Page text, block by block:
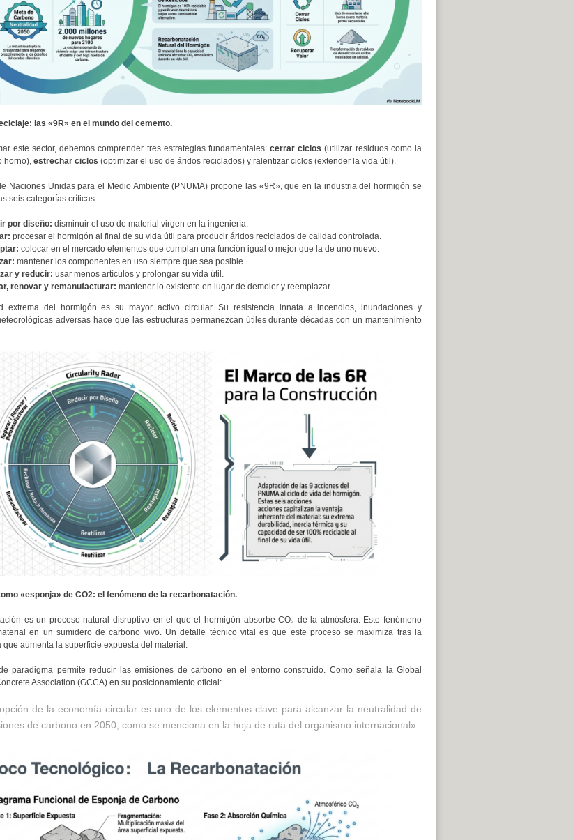
las «9R» en el mundo del cemento.
este sector, debemos comprender tres estrategias fundamentales:cerrar ciclos (utilizar residuos como la
horno), estrechar ciclos (optimizar el uso de áridos reciclados) y ralentizar ciclos (extender la vida útil).
Naciones Unidas para el Medio Ambiente (PNUMA) propone las «9R», que en la industria del hormigón se
seis categorías críticas:
por diseño: disminuir el uso de material virgen en la ingeniería.
procesar el hormigón al final de su vida útil para producir áridos reciclados de calidad controlada.
colocar en el mercado elementos que cumplan una función igual o mejor que la de uno nuevo.
mantener los componentes en uso siempre que sea posible.
y reducir: usar menos artículos y prolongar su vida útil.
renovar y remanufacturar: mantener lo existente en lugar de demoler y reemplazar.
extrema del hormigón es su mayor activo circular. Su resistencia innata a incendios, inundaciones y
adversas hace que las estructuras permanezcan útiles durante décadas con un mantenimiento
«esponja» de CO2: el fenómeno de la recarbonatación.
es un proceso natural disruptivo en el que el hormigón absorbe CO₂ de la atmósfera. Este fenómeno
en un sumidero de carbono vivo. Un detalle técnico vital es que este proceso se maximiza tras la
que aumenta la superficie expuesta del material.
paradigma permite reducir las emisiones de carbono en el entorno construido. Como señala la Global
Association (GCCA) en su posicionamiento oficial:
de la economía circular es uno de los elementos clave para alcanzar la neutralidad de
de carbono en 2050, como se menciona en la hoja de ruta del organismo internacional».